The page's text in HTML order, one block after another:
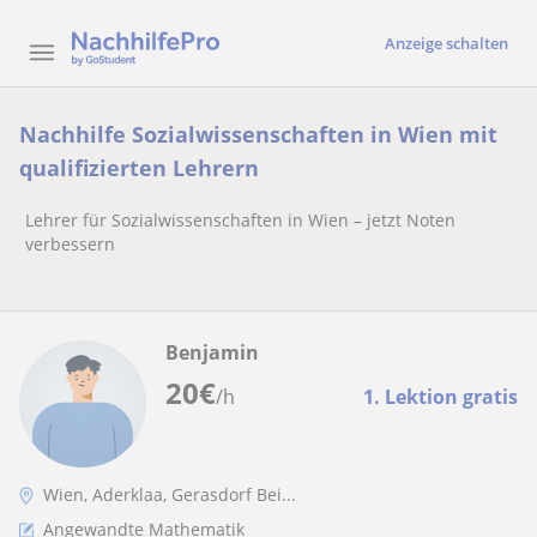
Anzeige schalten
Nachhilfe Sozialwissenschaften in Wien mit
qualifizierten Lehrern
Lehrer für Sozialwissenschaften in Wien – jetzt Noten
verbessern
20€/h 1. Lektion gratis
Benjamin
Wien, Aderklaa, Gerasdorf Bei...
Angewandte Mathematik